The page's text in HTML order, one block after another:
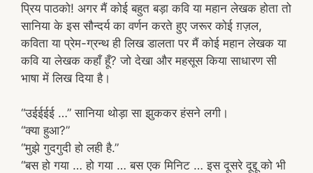
प्रिय पाठको! अगर मैं कोई बहुत बड़ा कवि या महान लेखक होता तो
सानिया के इस सौन्दर्य का वर्णन करते हुए जरूर कोई ग़ज़ल,
कविता या प्रेम-ग्रन्थ ही लिख डालता पर मैं कोई महान लेखक या
कवि या लेखक कहाँ हूँ? जो देखा और महसूस किया साधारण सी
भाषा में लिख दिया है।
“उईईईई …” सानिया थोड़ा सा झुककर हंसने लगी।
“क्या हुआ?”
“मुझे गुदगुदी हो लही है.”
“बस हो गया … हो गया … बस एक मिनिट … इस दूसरे दूद्दू को भी